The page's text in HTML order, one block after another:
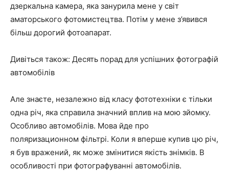
дзеркальна камера, яка занурила мене у світ
аматорського фотомистецтва. Потім у мене з’явився
більш дорогий фотоапарат.
Дивіться також: Десять порад для успішних фотографій
автомобілів
Але знаєте, незалежно від класу фототехніки є тільки
одна річ, яка справила значний вплив на мою зйомку.
Особливо автомобілів. Мова йде про
поляризационном фільтрі. Коли я вперше купив цю річ,
я був вражений, як може змінитися якість знімків. В
особливості при фотографуванні автомобілів.